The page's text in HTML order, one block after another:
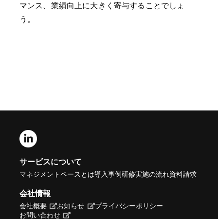
マンス、業績向上に大きく寄与することでしょ
う。
サービスについて
マネジメントベースとは導入事例研修実施の流れ資料請求
会社情報
会社概要 お知らせ
プライバシーポリシー
お問い合わせ